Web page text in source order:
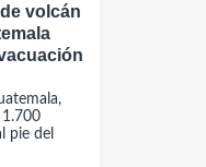
volcán
pie del